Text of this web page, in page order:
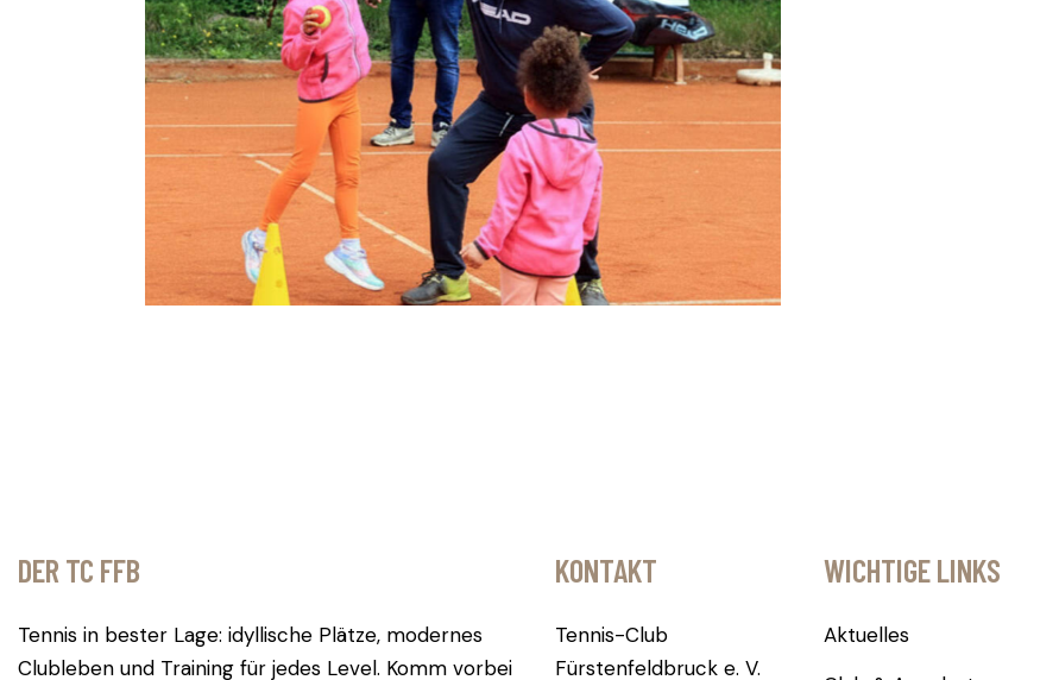
DER TC FFB
Tennis in bester Lage: idyllische Plätze, modernes
Clubleben und Training für jedes Level. Komm vorbei
KONTAKT
Tennis-Club
Fürstenfeldbruck e. V.
WICHTIGE LINKS
Aktuelles